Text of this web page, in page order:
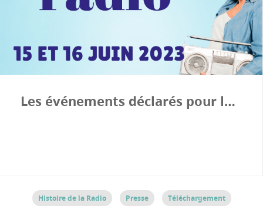
Les événements déclarés pour la Fête de la Radio 2023
Histoire de la Radio Presse
Téléchargement